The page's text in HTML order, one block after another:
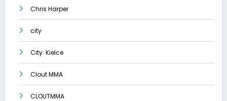
Chris Harper
city
City: Kielce
Clout MMA
CLOUTMMA